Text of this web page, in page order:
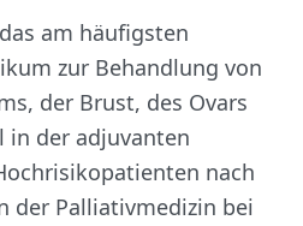
am häufigsten
zur Behandlung von
der Brust, des Ovars
in der adjuvanten
nach
der Palliativmedizin bei